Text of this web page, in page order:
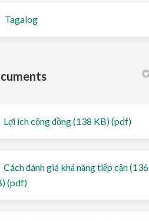
Tagalog
Lợi ích cộng đồng (138 KB) (pdf)
Cách đánh giá khả năng tiếp cận (136
(pdf)